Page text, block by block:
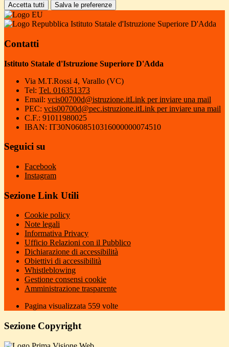
Accetta tutti Salva le preferenze
Istituto Statale d'Istruzione Superiore D'Adda
Contatti
Istituto Statale d'Istruzione Superiore D'Adda
Via M.T.Rossi 4, Varallo (VC)
Tel: Tel. 016351373
Email: vcis00700d@istruzione.itLink per inviare una mail
PEC: vcis00700d@pec.istruzione.itLink per inviare una mail
C.F.: 91011980025
IBAN: IT30N0608510316000000074510
Seguici su
Facebook
Instagram
Sezione Link Utili
Cookie policy
Note legali
Informativa Privacy
Ufficio Relazioni con il Pubblico
Dichiarazione di accessibilità
Obiettivi di accessibilità
Whistleblowing
Gestione consensi cookie
Amministrazione trasparente
Pagina visualizzata 559 volte
Sezione Copyright